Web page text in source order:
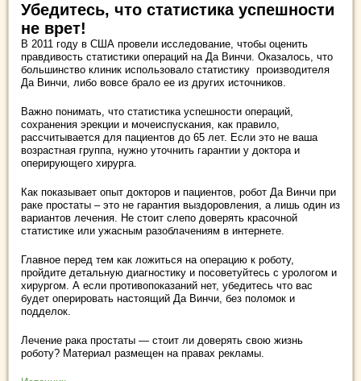
Убедитесь, что статистика успешности
не врет!
В 2011 году в США провели исследование, чтобы оценить
правдивость статистики операций на Да Винчи. Оказалось, что
большинство клиник использовало статистику производителя
Да Винчи, либо вовсе брало ее из других источников.
Важно понимать, что статистика успешности операций,
сохранения эрекции и мочеиспускания, как правило,
рассчитывается для пациентов до 65 лет. Если это не ваша
возрастная группа, нужно уточнить гарантии у доктора и
оперирующего хирурга.
Как показывает опыт докторов и пациентов, робот Да Винчи при
раке простаты – это не гарантия выздоровления, а лишь один из
вариантов лечения. Не стоит слепо доверять красочной
статистике или ужасным разоблачениям в интернете.
Главное перед тем как ложиться на операцию к роботу,
пройдите детальную диагностику и посоветуйтесь с урологом и
хирургом. А если противопоказаний нет, убедитесь что вас
будет оперировать настоящий Да Винчи, без поломок и
подделок.
Лечение рака простаты — стоит ли доверять свою жизнь
роботу? Материал размещен на правах рекламы.